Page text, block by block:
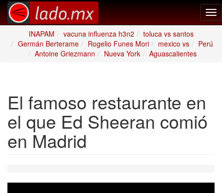
INAPAM
vacuna influenza h3n2
toluca vs santos
Germán Berterame
Rogelio Funes Mori mexico vs
Perú
Antoine Griezmann
Nueva York Aguascalientes
El famoso restaurante en
el que Ed Sheeran comió
en Madrid